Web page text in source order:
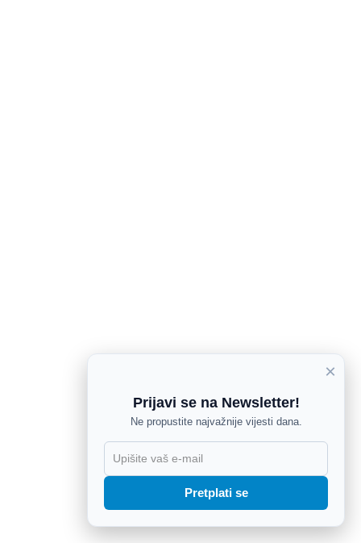
×
Prijavi se na Newsletter!
Ne propustite najvažnije vijesti dana.
Pretplati se